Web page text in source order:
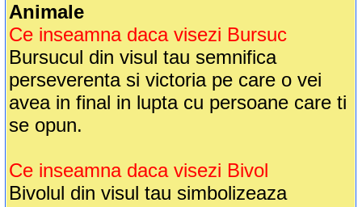
Animale
Ce inseamna daca visezi Bursuc
Bursucul din visul tau semnifica
perseverenta si victoria pe care o vei
avea in final in lupta cu persoane care ti
se opun.
Ce inseamna daca visezi Bivol
Bivolul din visul tau simbolizeaza